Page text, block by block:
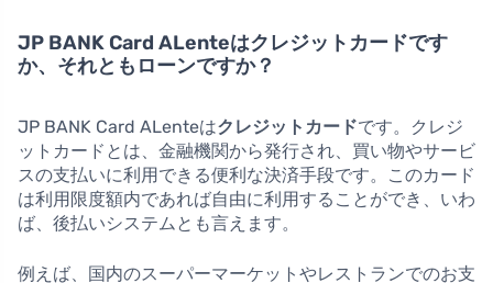
JP BANK Card ALenteはクレジットカードです
か、それともローンですか？
JP BANK Card ALenteはクレジットカードです。クレジ
ットカードとは、金融機関から発行され、買い物やサービ
スの支払いに利用できる便利な決済手段です。このカード
は利用限度額内であれば自由に利用することができ、いわ
ば、後払いシステムとも言えます。
例えば、国内のスーパーマーケットやレストランでのお支